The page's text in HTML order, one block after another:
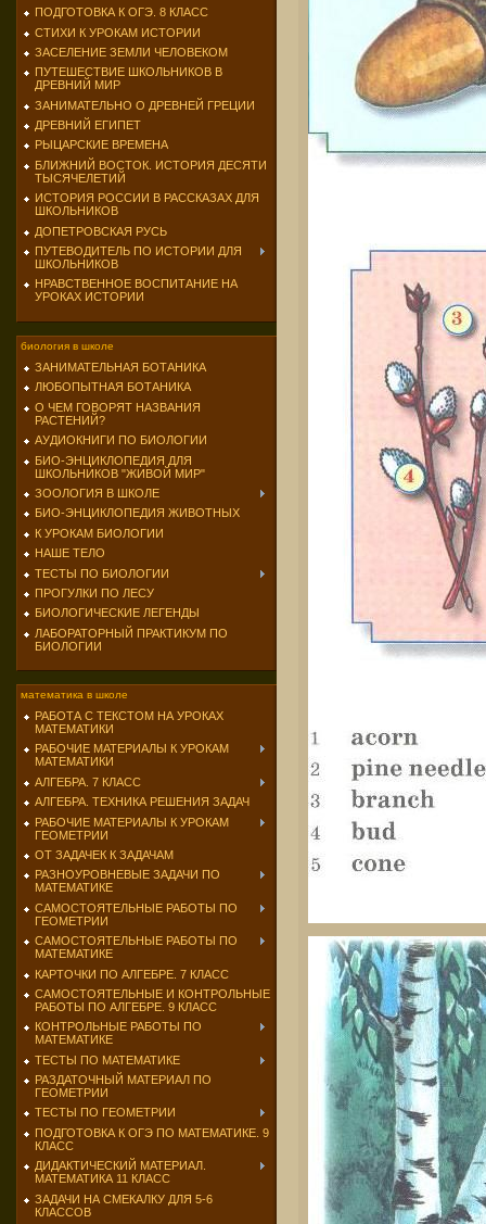
ПОДГОТОВКА К ОГЭ. 8 КЛАСС
СТИХИ К УРОКАМ ИСТОРИИ
ЗАСЕЛЕНИЕ ЗЕМЛИ ЧЕЛОВЕКОМ
ПУТЕШЕСТВИЕ ШКОЛЬНИКОВ В
ДРЕВНИЙ МИР
ЗАНИМАТЕЛЬНО О ДРЕВНЕЙ ГРЕЦИИ
ДРЕВНИЙ ЕГИПЕТ
РЫЦАРСКИЕ ВРЕМЕНА
БЛИЖНИЙ ВОСТОК. ИСТОРИЯ ДЕСЯТИ
ТЫСЯЧЕЛЕТИЙ
ИСТОРИЯ РОССИИ В РАССКАЗАХ ДЛЯ
ШКОЛЬНИКОВ
ДОПЕТРОВСКАЯ РУСЬ
ПУТЕВОДИТЕЛЬ ПО ИСТОРИИ ДЛЯ
ШКОЛЬНИКОВ
НРАВСТВЕННОЕ ВОСПИТАНИЕ НА
УРОКАХ ИСТОРИИ
биология в школе
ЗАНИМАТЕЛЬНАЯ БОТАНИКА
ЛЮБОПЫТНАЯ БОТАНИКА
О ЧЕМ ГОВОРЯТ НАЗВАНИЯ
РАСТЕНИЙ?
АУДИОКНИГИ ПО БИОЛОГИИ
БИО-ЭНЦИКЛОПЕДИЯ ДЛЯ
ШКОЛЬНИКОВ "ЖИВОЙ МИР"
ЗООЛОГИЯ В ШКОЛЕ
БИО-ЭНЦИКЛОПЕДИЯ ЖИВОТНЫХ
К УРОКАМ БИОЛОГИИ
НАШЕ ТЕЛО
ТЕСТЫ ПО БИОЛОГИИ
ПРОГУЛКИ ПО ЛЕСУ
БИОЛОГИЧЕСКИЕ ЛЕГЕНДЫ
ЛАБОРАТОРНЫЙ ПРАКТИКУМ ПО
БИОЛОГИИ
математика в школе
РАБОТА С ТЕКСТОМ НА УРОКАХ
МАТЕМАТИКИ
РАБОЧИЕ МАТЕРИАЛЫ К УРОКАМ
МАТЕМАТИКИ
АЛГЕБРА. 7 КЛАСС
АЛГЕБРА. ТЕХНИКА РЕШЕНИЯ ЗАДАЧ
РАБОЧИЕ МАТЕРИАЛЫ К УРОКАМ
ГЕОМЕТРИИ
ОТ ЗАДАЧЕК К ЗАДАЧАМ
РАЗНОУРОВНЕВЫЕ ЗАДАЧИ ПО
МАТЕМАТИКЕ
САМОСТОЯТЕЛЬНЫЕ РАБОТЫ ПО
ГЕОМЕТРИИ
САМОСТОЯТЕЛЬНЫЕ РАБОТЫ ПО
МАТЕМАТИКЕ
КАРТОЧКИ ПО АЛГЕБРЕ. 7 КЛАСС
САМОСТОЯТЕЛЬНЫЕ И КОНТРОЛЬНЫЕ
РАБОТЫ ПО АЛГЕБРЕ. 9 КЛАСС
КОНТРОЛЬНЫЕ РАБОТЫ ПО
МАТЕМАТИКЕ
ТЕСТЫ ПО МАТЕМАТИКЕ
РАЗДАТОЧНЫЙ МАТЕРИАЛ ПО
ГЕОМЕТРИИ
ТЕСТЫ ПО ГЕОМЕТРИИ
ПОДГОТОВКА К ОГЭ ПО МАТЕМАТИКЕ. 9
КЛАСС
ДИДАКТИЧЕСКИЙ МАТЕРИАЛ.
МАТЕМАТИКА 11 КЛАСС
ЗАДАЧИ НА СМЕКАЛКУ ДЛЯ 5-6
КЛАССОВ